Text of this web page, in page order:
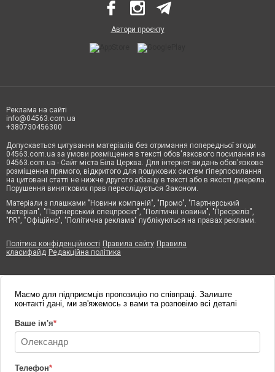
Автори проєкту
Реклама на сайті
info@04563.com.ua
+380730456300
Допускається цитування матеріалів без отримання попередньої згоди
04563.com.ua за умови розміщення в тексті обов'язкового посилання на
04563.com.ua - Сайт міста Біла Церква. Для інтернет-видань обов'язкове
розміщення прямого, відкритого для пошукових систем гіперпосилання
на цитовані статті не нижче другого абзацу в тексті або в якості джерела.
Порушення виняткових прав переслідується Законом.
Матеріали з плашками "Новини компаній", "Промо", "Партнерський
матеріал", "Партнерський спецпроєкт", "Політичні новини", "Пресреліз",
"PR", "Офіційно", "Політична реклама" публікуються на правах реклами.
Політика конфіденційності Правила сайту Правила
класифайд Редакційна політика
Маємо для підприємців пропозицію по співпраці. Залиште
контакті дані, ми зв'яжемось з вами та розповімо всі деталі
Ваше ім'я*
Телефон*